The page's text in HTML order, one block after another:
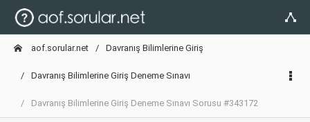
aof.sorular.net Davranış Bilimlerine Giriş
Davranış Bilimlerine Giriş Deneme Sınavı
Davranış Bilimlerine Giriş Deneme Sınavı Sorusu #343172